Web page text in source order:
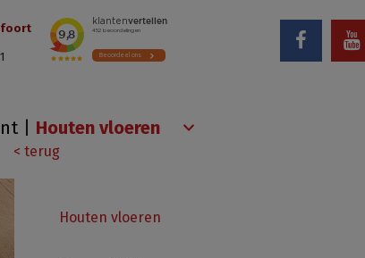
< terug
Houten vloeren